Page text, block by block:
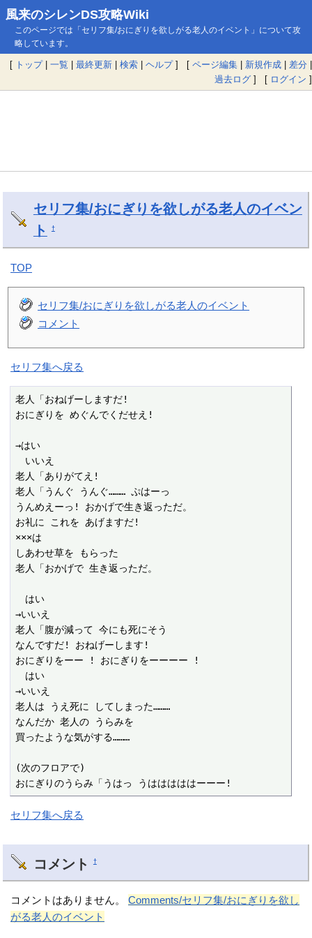
風来のシレンDS攻略Wiki
このページでは「セリフ集/おにぎりを欲しがる老人のイベント」について攻
略しています。
[ トップ| 一覧 | 最終更新 | 検索 | ヘルプ] [ ページ編集 | 新規作成 | 差分 |
過去ログ ] [ ログイン ]
セリフ集/おにぎりを欲しがる老人のイベン
ト
†
TOP
セリフ集/おにぎりを欲しがる老人のイベント
コメント
セリフ集へ戻る
老人「おねげーしますだ!
おにぎりを めぐんでくだせえ!
→はい
いいえ
老人「ありがてえ!
老人「うんぐ うんぐ……… ぷはーっ
うんめえーっ! おかげで生き返っただ。
お礼に これを あげますだ!
×××は
しあわせ草を もらった
老人「おかげで 生き返っただ。
はい
→いいえ
老人「腹が減って 今にも死にそう
なんですだ! おねげーします!
おにぎりをーー ! おにぎりをーーーー !
はい
→いいえ
老人は うえ死に してしまった………
なんだか 老人の うらみを
買ったような気がする………
(次のフロアで)
おにぎりのうらみ「うはっ うはははははーーー!
セリフ集へ戻る
コメント †
コメントはありません。Comments/セリフ集/おにぎりを欲し
がる老人のイベント